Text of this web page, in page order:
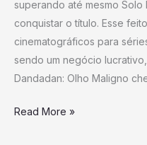
superando até mesmo Solo
conquistar o título. Esse
cinematográficos para
sendo um negócio
Dandadan: Olho Maligno
de
sucesso
em
confronto
direto
Read More »